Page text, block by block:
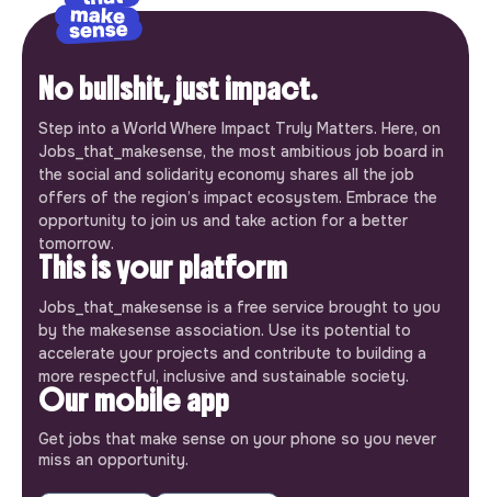
No bullshit, just impact.
Step into a World Where Impact Truly Matters. Here, on
Jobs_that_makesense, the most ambitious job board in
the social and solidarity economy shares all the job
offers of the region’s impact ecosystem. Embrace the
opportunity to join us and take action for a better
tomorrow.
This is your platform
Jobs_that_makesense is a free service brought to you
by the makesense association. Use its potential to
accelerate your projects and contribute to building a
more respectful, inclusive and sustainable society.
Our mobile app
Get jobs that make sense on your phone so you never
miss an opportunity.